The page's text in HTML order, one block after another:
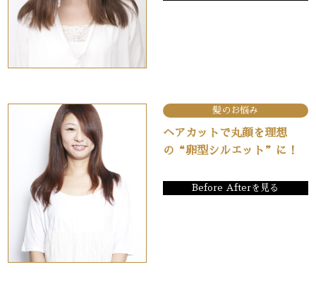
髪のお悩み
ヘアカットで丸顔を理想
の“卵型シルエット”に！
Before Afterを見る